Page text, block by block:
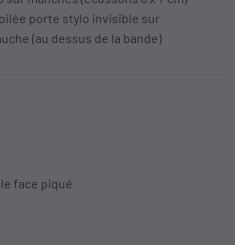
porte stylo invisible sur
(au dessus de la bande)
face piqué